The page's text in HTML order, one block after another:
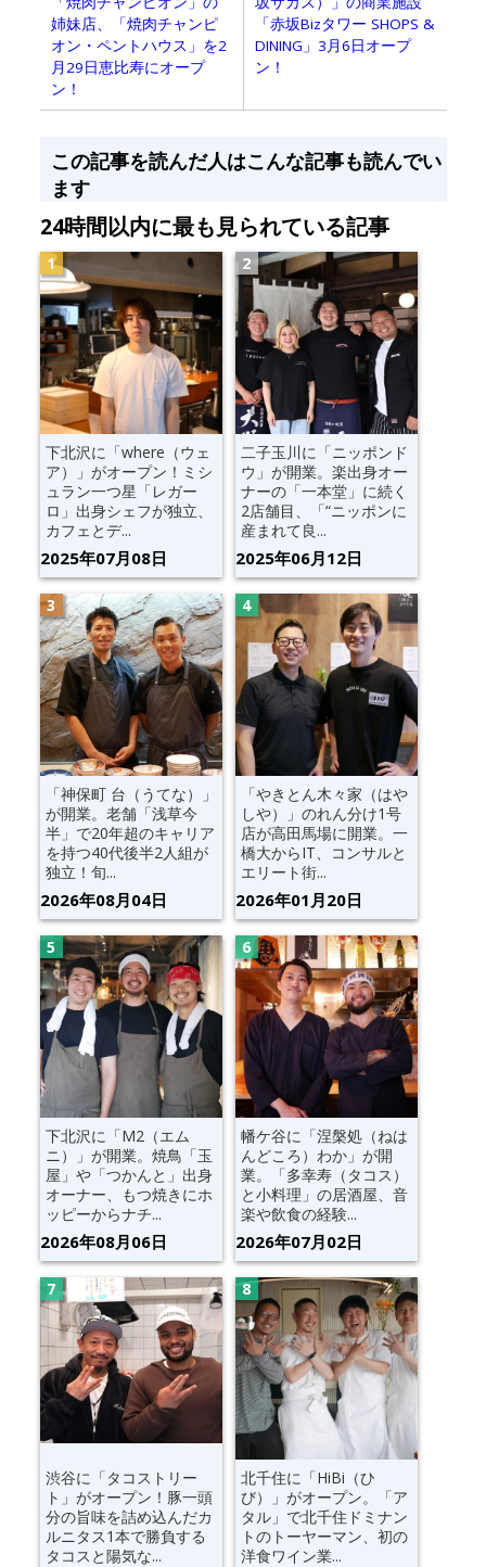
姉妹店、「焼肉チャンピ
オン・ペントハウス」を2
月29日恵比寿にオープ
ン！
「赤坂Bizタワー SHOPS &
DINING」3月6日オープ
ン！
この記事を読んだ人はこんな記事も読んでい
ます
24時間以内に最も見られている記事
下北沢に「where（ウェ
ア）」がオープン！ミシ
ュラン一つ星「レガー
ロ」出身シェフが独立、
カフェとデ...
2025年07月08日
二子玉川に「ニッポンド
ウ」が開業。楽出身オー
ナーの「一本堂」に続く
2店舗目、「“ニッポンに
産まれて良...
2025年06月12日
「神保町 台（うてな）」
が開業。老舗「浅草今
半」で20年超のキャリア
を持つ40代後半2人組が
独立！旬...
2026年08月04日
「やきとん木々家（はや
しや）」のれん分け1号
店が高田馬場に開業。一
橋大からIT、コンサルと
エリート街...
2026年01月20日
下北沢に「M2（エム
ニ）」が開業。焼鳥「玉
屋」や「つかんと」出身
オーナー、もつ焼きにホ
ッピーからナチ...
2026年08月06日
幡ケ谷に「涅槃処（ねは
んどころ）わか」が開
業。「多幸寿（タコス）
と小料理」の居酒屋、音
楽や飲食の経験...
2026年07月02日
渋谷に「タコストリー
ト」がオープン！豚一頭
分の旨味を詰め込んだカ
ルニタス1本で勝負する
タコスと陽気な...
北千住に「HiBi（ひ
び）」がオープン。「ア
タル」で北千住ドミナン
トのトーヤーマン、初の
洋食ワイン業...